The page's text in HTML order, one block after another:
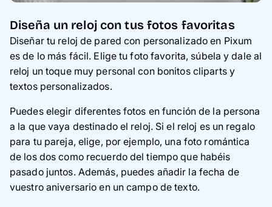
Diseña un reloj con tus fotos favoritas
Diseñar tu reloj de pared con personalizado en Pixum
es de lo más fácil. Elige tu foto favorita, súbela y dale al
reloj un toque muy personal con bonitos cliparts y
textos personalizados.
Puedes elegir diferentes fotos en función de la persona
a la que vaya destinado el reloj. Si el reloj es un regalo
para tu pareja, elige, por ejemplo, una foto romántica
de los dos como recuerdo del tiempo que habéis
pasado juntos. Además, puedes añadir la fecha de
vuestro aniversario en un campo de texto.